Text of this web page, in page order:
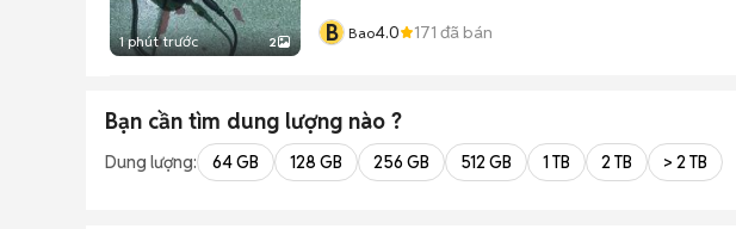
1 phút trước 2 B Bao4.0 171 đã bán
Bạn cần tìm dung lượng nào ?
Dung lượng: 64 GB 128 GB 256 GB 512 GB 1 TB 2 TB > 2 TB